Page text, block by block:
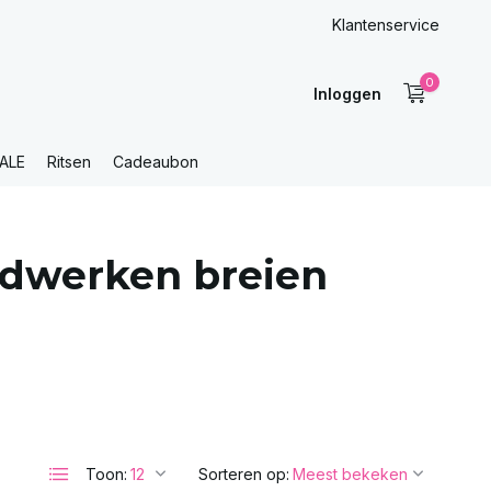
Klantenservice
Inloggen
0
Ritsen Cadeaubon
breien
Toon: Sorteren op: